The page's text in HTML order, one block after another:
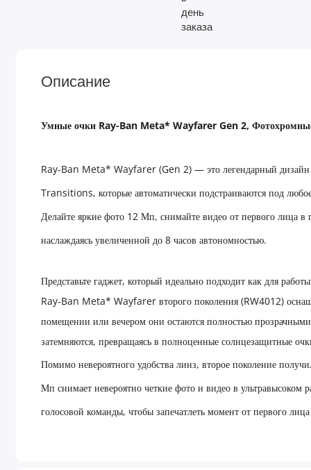
Описание
Умные очки Ray-Ban Meta* Wayfarer Gen 2,
Ray-Ban Meta* Wayfarer (Gen 2) — это легендарный
Transitions, которые автоматически подстраиваются под
Делайте яркие фото 12 Мп, снимайте видео от первого лица
наслаждаясь увеличенной до 8 часов автономностью.
Представьте гаджет, который идеально подходит как для
Ray-Ban Meta* Wayfarer второго поколения (RW4012)
помещении или вечером они остаются полностью
затемняются, превращаясь в полноценные солнцезащитные
Помимо невероятного удобства линз, второе поколение
Мп снимает невероятно четкие фото и видео в
голосовой команды, чтобы запечатлеть момент от первого